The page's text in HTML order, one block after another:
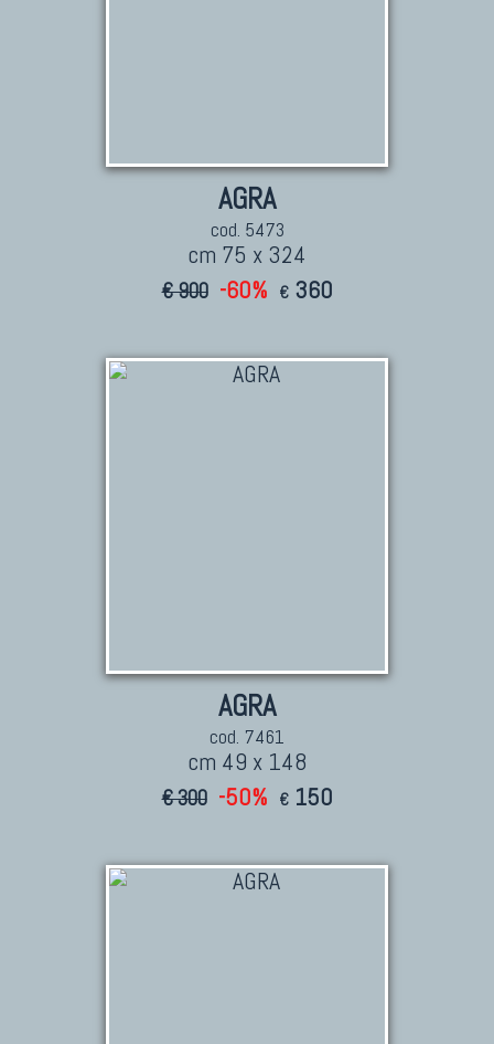
AGRA
cod. 5473
cm 75 x 324
€ 900 -60% € 360
AGRA
cod. 7461
cm 49 x 148
€ 300 -50% € 150